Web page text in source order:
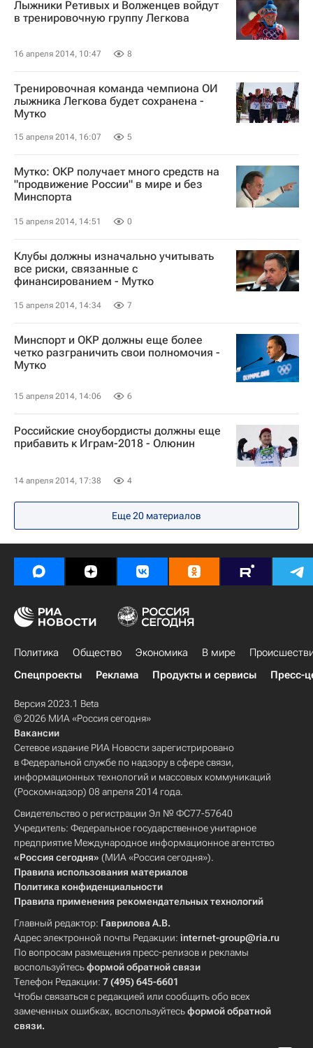
Лыжники Ретивых и Волженцев войдут
в тренировочную группу Легкова
16 апреля 2014, 10:47 8
Тренировочная команда чемпиона ОИ
лыжника Легкова будет сохранена -
Мутко
15 апреля 2014, 16:07 5
Мутко: ОКР получает много средств на
"продвижение России" в мире и без
Минспорта
15 апреля 2014, 14:51 0
Клубы должны изначально учитывать
все риски, связанные с
финансированием - Мутко
15 апреля 2014, 14:34 7
Минспорт и ОКР должны еще более
четко разграничить свои полномочия -
Мутко
15 апреля 2014, 14:06 6
Российские сноубордисты должны еще
прибавить к Играм-2018 - Олюнин
14 апреля 2014, 17:38 4
Еще20 материалов
Политика Общество Экономика В мире
Спецпроекты
Реклама Продукты и сервисы Пресс-
Версия 2023.1 Beta
© 2026 МИА «Россия сегодня»
Вакансии
Сетевое издание РИА Новости зарегистрировано
в Федеральной службе по надзору в сфере связи,
информационных технологий и массовых коммуникаций
(Роскомнадзор) 08 апреля 2014 года.
Свидетельство о регистрации Эл № ФС77-57640
Учредитель: Федеральное государственное унитарное
предприятие Международное информационное агентство
«Россия сегодня» (МИА «Россия сегодня»).
Правила использования материалов
Политика конфиденциальности
Правила применения рекомендательных технологий
Главный редактор: Гаврилова А.В.
Адрес электронной почты Редакции: internet-group@ria.ru
По вопросам размещения пресс-релизов и рекламы
воспользуйтесьформой обратной связи
Телефон Редакции: 7 (495) 645-6601
Чтобы связаться с редакцией или сообщить обо всех
замеченных ошибках, воспользуйтесьформой обратной
связи.